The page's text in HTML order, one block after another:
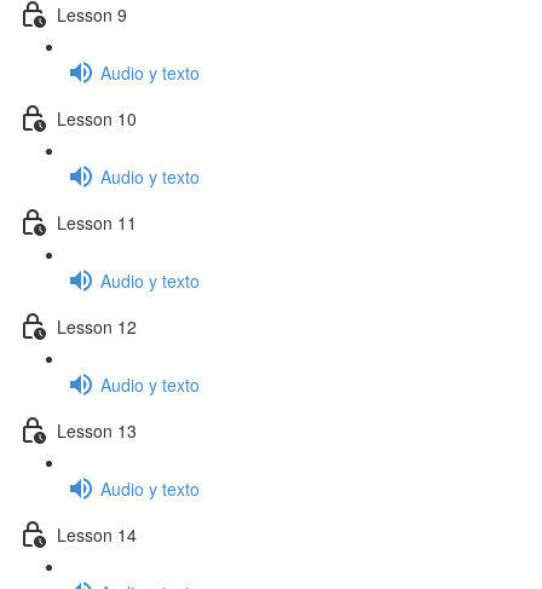
Lesson 9
Audio y texto
Lesson 10
Audio y texto
Lesson 11
Audio y texto
Lesson 12
Audio y texto
Lesson 13
Audio y texto
Lesson 14